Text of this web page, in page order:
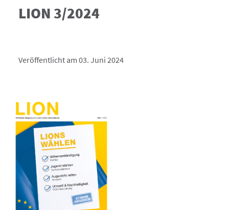
LION 3/2024
Veröffentlicht am 03. Juni 2024